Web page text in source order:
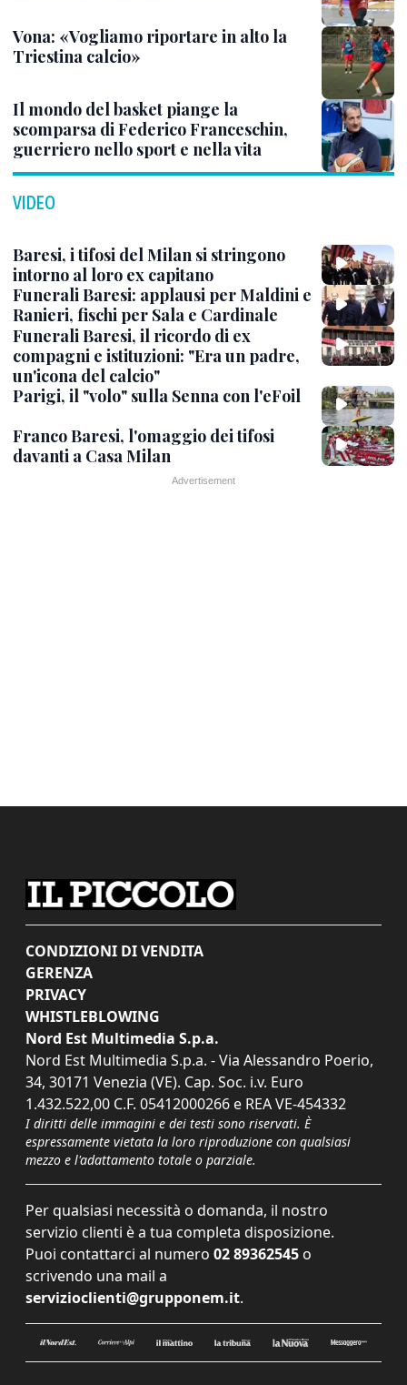
Vona: «Vogliamo riportare in alto la
Triestina calcio»
Il mondo del basket piange la
scomparsa di Federico Franceschin,
guerriero nello sport e nella vita
VIDEO
Baresi, i tifosi del Milan si stringono
intorno al loro ex capitano
Funerali Baresi: applausi per Maldini e
Ranieri, fischi per Sala e Cardinale
Funerali Baresi, il ricordo di ex
compagni e istituzioni: "Era un padre,
un'icona del calcio"
Parigi, il "volo" sulla Senna con l'eFoil
Franco Baresi, l'omaggio dei tifosi
davanti a Casa Milan
CONDIZIONI DI VENDITA
GERENZA
PRIVACY
WHISTLEBLOWING
Nord Est Multimedia S.p.a.
Nord Est Multimedia S.p.a. - Via Alessandro Poerio,
34, 30171 Venezia (VE). Cap. Soc. i.v. Euro
1.432.522,00 C.F. 05412000266 e REA VE-454332
I diritti delle immagini e dei testi sono riservati. È
espressamente vietata la loro riproduzione con qualsiasi
mezzo e l'adattamento totale o parziale.
Per qualsiasi necessità o domanda, il nostro
servizio clienti è a tua completa disposizione.
Puoi contattarci al numero 02 89362545 o
scrivendo una mail a
servizioclienti@grupponem.it.